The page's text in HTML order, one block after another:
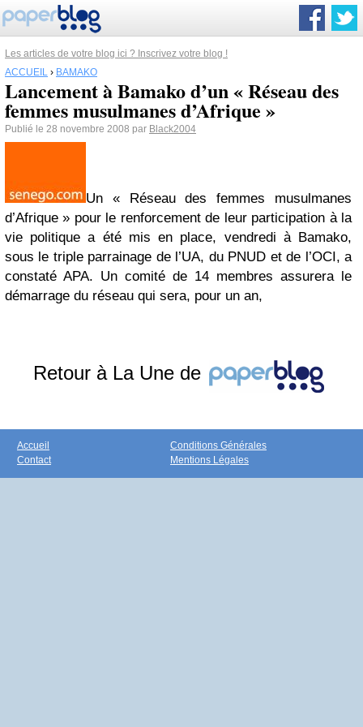
Les articles de votre blog ici ? Inscrivez votre blog !
ACCUEIL › BAMAKO
Lancement à Bamako d’un « Réseau des
femmes musulmanes d’Afrique »
Publié le 28 novembre 2008 par Black2004
Un « Réseau des femmes musulmanes
d’Afrique » pour le renforcement de leur participation à la
vie politique a été mis en place, vendredi à Bamako,
sous le triple parrainage de l’UA, du PNUD et de l’OCI, a
constaté APA. Un comité de 14 membres assurera le
démarrage du réseau qui sera, pour un an,
Retour à La Une de
Accueil
Contact
Conditions Générales
Mentions Légales